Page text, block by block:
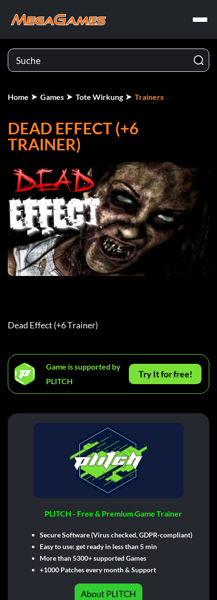
Home Games Tote Wirkung Trainers
DEAD EFFECT (+6
TRAINER)
Dead Effect (+6 Trainer)
Game is supported by
PLITCH
Try It for free!
PLITCH - Free & Premium Game Trainer
Secure Software (Virus checked, GDPR-compliant)
Easy to use: get ready in less than 5 min
More than 5300+ supported Games
+1000 Patches every month & Support
About PLITCH